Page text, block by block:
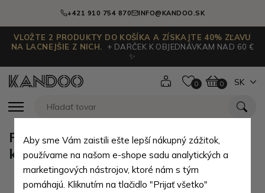
+421 910 754 870 INFO@KANDOO.SK
VLOŽTE 2 PRODUKTY DO KOŠÍKA A ZÍSKAJTE 40% ZĽAVU
NA LACNEJŠIE Z NICH.
+ DARČEK K OBJEDNÁVKAM NAD 60 €
✨
0 0 SK
Fuchsiovo ružová pevná látková
kabelka/batoh Shelen
Aby sme Vám zaistili ešte lepší nákupný zážitok,
používame na našom e-shope sadu analytických a
marketingových nástrojov, ktoré nám s tým
pomáhajú. Kliknutím na tlačidlo "Prijať všetko"